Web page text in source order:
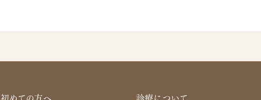
初めての方へ 診療について